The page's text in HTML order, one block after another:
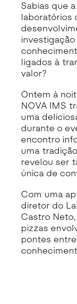
Sabias que
laboratórios
ligados à
valor?
Ontem à
NOVA IMS
uma
durante o
encontro
uma
revelou ser
única de
Com uma
diretor do
Castro
pizzas
pontes